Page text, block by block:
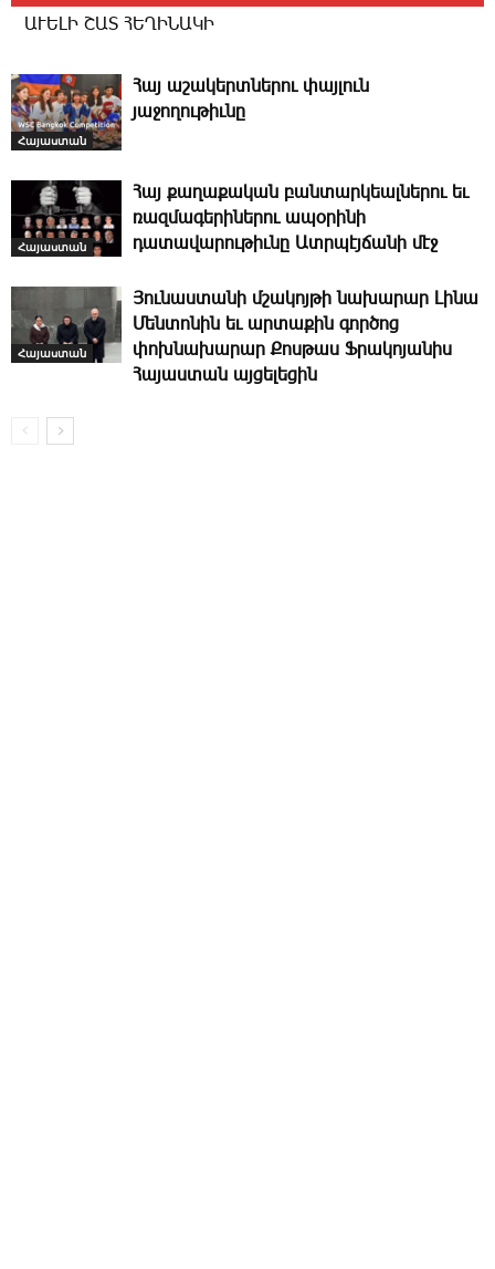
ԱՒԵԼԻ ՇԱՏ ՀԵՂԻՆԱԿԻ
Հայաստան
­Հայ ա­շա­կերտ­նե­րու փայլուն
յաջողութիւնը
Հայաստան
­Հայ քաղաքական բանտարկեալներու եւ
ռազմագերիներու ապօրինի
դատավարութիւնը Ատրպէյճանի մէջ
Հայաստան
­Յունաստանի մշակոյթի նախարար Լինա
Մենտոնին եւ արտաքին գործոց
փոխնախարար Քոսթաս Ֆ­րակոյանիս
Հայաստան այ­ցե­լեցին